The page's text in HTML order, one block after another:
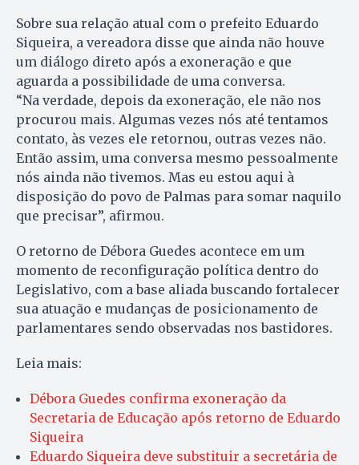
Sobre sua relação atual com o prefeito Eduardo
Siqueira, a vereadora disse que ainda não houve
um diálogo direto após a exoneração e que
aguarda a possibilidade de uma conversa.
“Na verdade, depois da exoneração, ele não nos
procurou mais. Algumas vezes nós até tentamos
contato, às vezes ele retornou, outras vezes não.
Então assim, uma conversa mesmo pessoalmente
nós ainda não tivemos. Mas eu estou aqui à
disposição do povo de Palmas para somar naquilo
que precisar”, afirmou.
O retorno de Débora Guedes acontece em um
momento de reconfiguração política dentro do
Legislativo, com a base aliada buscando fortalecer
sua atuação e mudanças de posicionamento de
parlamentares sendo observadas nos bastidores.
Leia mais:
Débora Guedes confirma exoneração da
Secretaria de Educação após retorno de Eduardo
Siqueira
Eduardo Siqueira deve substituir a secretária de